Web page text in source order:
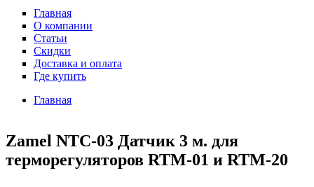
Главная
О компании
Статьи
Скидки
Доставка и оплата
Где купить
Главная
Zamel NTC-03 Датчик 3 м. для
терморегуляторов RTM-01 и RTM-20